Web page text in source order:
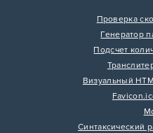
Проверка
Генератор
Подсчет
Визуальный
Синтаксический